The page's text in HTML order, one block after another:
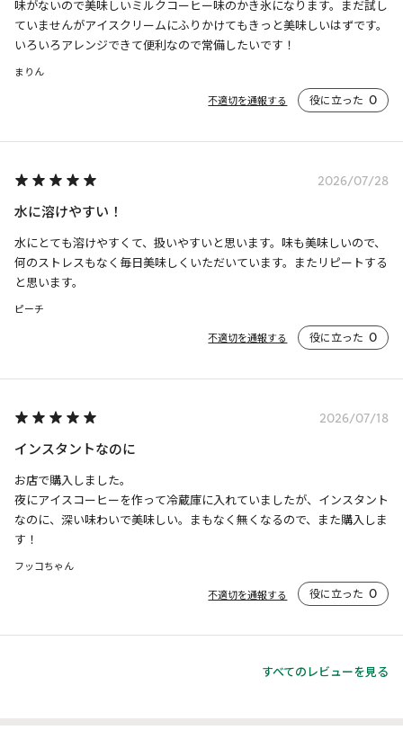
味がないので美味しいミルクコーヒー味のかき氷になります。まだ試し
ていませんがアイスクリームにふりかけてもきっと美味しいはずです。
いろいろアレンジできて便利なので常備したいです！
まりん
不適切を通報する 役に立った 0
2026/07/28
水に溶けやすい！
水にとても溶けやすくて、扱いやすいと思います。味も美味しいので、
何のストレスもなく毎日美味しくいただいています。またリピートする
と思います。
ピーチ
不適切を通報する 役に立った 0
2026/07/18
インスタントなのに
お店で購入しました。
夜にアイスコーヒーを作って冷蔵庫に入れていましたが、インスタント
なのに、深い味わいで美味しい。まもなく無くなるので、また購入しま
す！
フッコちゃん
不適切を通報する 役に立った 0
すべてのレビューを見る